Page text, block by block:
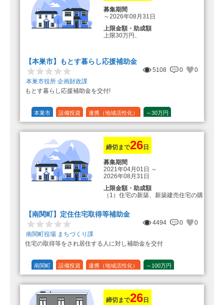
募集期間
～2026年08月31日
上限金額・助成額
上限30万円、
【本巣市】もとす暮らし応援補助金
5108 0
0
本巣市役所 企画財政課
もとす暮らし応援補助金を交付!
本巣市 設備投資 連携（地域活性化） ～30万円
締切まで26 日
募集期間
2021年04月01日 ～
2026年08月31日
上限金額・助成額
（1）住宅の新築、新築建売住宅の購
登録事業者利用の場合25万円加
算（50万円＋25万円加算＝75万円）
算（25万円＋25万円加算＝50万円）
（3）住宅リフォーム 経費の20％
の額（限度額50万円）
（最大で50万円＋25万円加算＝75万
【南関町】定住住宅取得等補助金
4494 0
0
南関町役場 まちづくり課
住宅の取得等をされ居住する人に対し補助金を交付
南関町 設備投資 連携（地域活性化） ～100万円
締切まで26 日